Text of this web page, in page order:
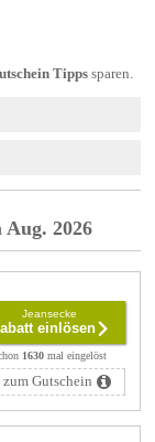
Tippssparen.
Aug. 2026
Jeansecke
einlösen
1630mal eingelöst
Gutschein